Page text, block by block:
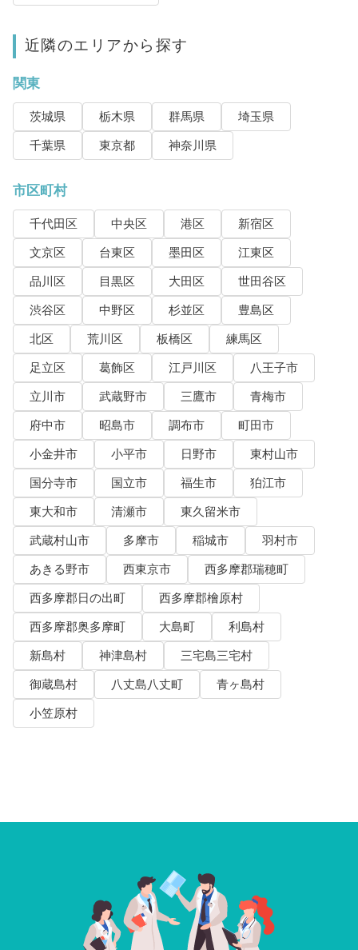
近隣のエリアから探す
関東
茨城県 栃木県 群馬県
埼玉県
千葉県
東京都 神奈川県
市区町村
千代田区 中央区 港区
新宿区
文京区
台東区 墨田区
江東区
品川区
目黒区 大田区
世田谷区
渋谷区
中野区 杉並区
豊島区
北区
荒川区 板橋区
練馬区
足立区
葛飾区 江戸川区
八王子市
立川市
武蔵野市 三鷹市
青梅市
府中市
昭島市 調布市
町田市
小金井市
小平市 日野市
東村山市
国分寺市
国立市 福生市
狛江市
東大和市
清瀬市
東久留米市
武蔵村山市
多摩市 稲城市
羽村市
あきる野市
西東京市
西多摩郡瑞穂町
西多摩郡日の出町
西多摩郡檜原村
西多摩郡奥多摩町
大島町
利島村
新島村
神津島村
三宅島三宅村
御蔵島村
八丈島八丈町
青ヶ島村
小笠原村